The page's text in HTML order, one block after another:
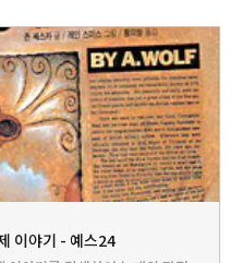
이야기 - 예스24